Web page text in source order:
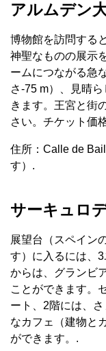
アルムデン
博物館を訪問する
神聖なものの展示
ームにつながる急
さ-75 m）、見晴
きます。王宮と街
さい。チケット価
住所：Calle de
す）.
サーキュロ
展望台（スペイン
す）に入るには、
からは、グランビ
ことができます。
ート、2階には、
なカフェ（建物と
ができます。.